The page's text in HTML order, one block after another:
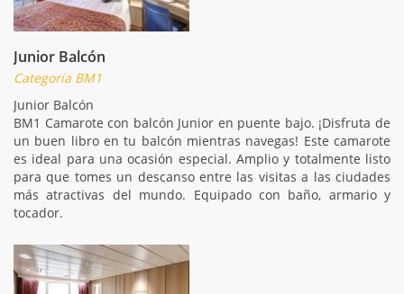
Junior Balcón
Categoría BM1
Junior Balcón
BM1 Camarote con balcón Junior en puente bajo. ¡Disfruta de
un buen libro en tu balcón mientras navegas! Este camarote
es ideal para una ocasión especial. Amplio y totalmente listo
para que tomes un descanso entre las visitas a las ciudades
más atractivas del mundo. Equipado con baño, armario y
tocador.